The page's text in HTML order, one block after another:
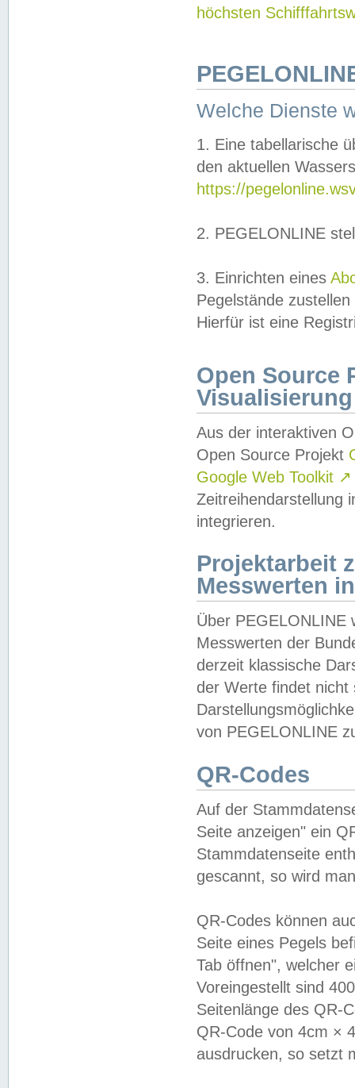
höchsten
Welche Dienste
1. Eine tabellarische
den aktuellen
https://
2. PEGELONLINE
3. Einrichten eines
Pegelstände
Hierfür ist eine
Open Source
Visualisierung
Aus der interaktiven
Open Source Projekt
Google Web Toolkit ↗
Zeitreihendarstellung
integrieren.
Projektarbeit
Messwerten
Über PEGELONLINE
Messwerten der
derzeit klassische
der Werte findet
von PEGELONLINE
QR-Codes
Auf der
Seite anzeigen" ein
Stammdatenseite
gescannt, so wird
QR-Codes können
Seite eines Pegels
Tab öffnen", welcher
Voreingestellt sind
Seitenlänge des QR-
QR-Code von 4cm ×
ausdrucken, so setzt